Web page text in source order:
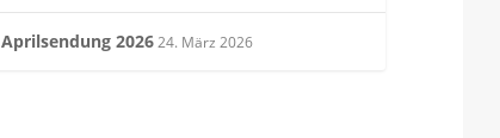
Aprilsendung 2026 24. März 2026